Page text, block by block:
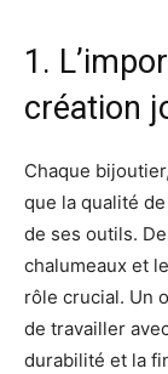
1.
création
Chaque
que la qualité
de ses outils.
chalumeaux et
rôle crucial. Un
de travailler
durabilité et la